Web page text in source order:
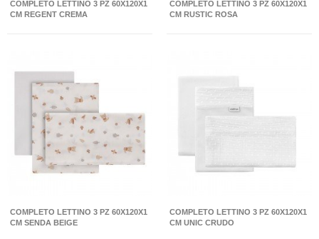
COMPLETO LETTINO 3 PZ 60X120X1
CM REGENT CREMA
COMPLETO LETTINO 3 PZ 60X120X1
CM RUSTIC ROSA
COMPLETO LETTINO 3 PZ 60X120X1
CM SENDA BEIGE
COMPLETO LETTINO 3 PZ 60X120X1
CM UNIC CRUDO